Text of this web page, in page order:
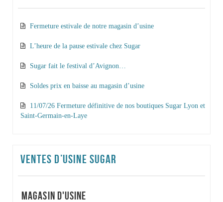
Fermeture estivale de notre magasin d’usine
L’heure de la pause estivale chez Sugar
Sugar fait le festival d’Avignon…
Soldes prix en baisse au magasin d’usine
11/07/26 Fermeture définitive de nos boutiques Sugar Lyon et
Saint-Germain-en-Laye
VENTES D’USINE SUGAR
MAGASIN D'USINE